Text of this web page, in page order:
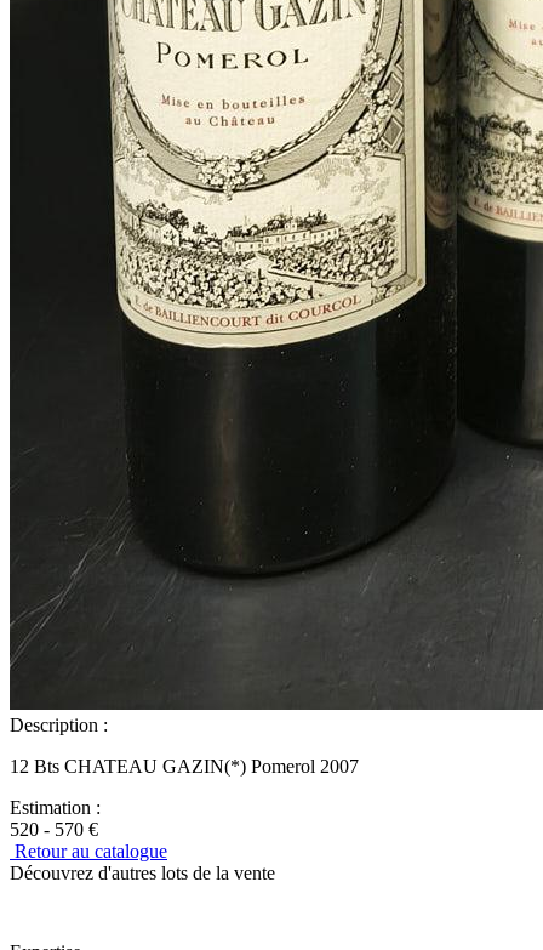
Description :
12 Bts CHATEAU GAZIN(*) Pomerol 2007
Estimation :
520 - 570 €
Retour au catalogue
Découvrez d'autres lots de la vente